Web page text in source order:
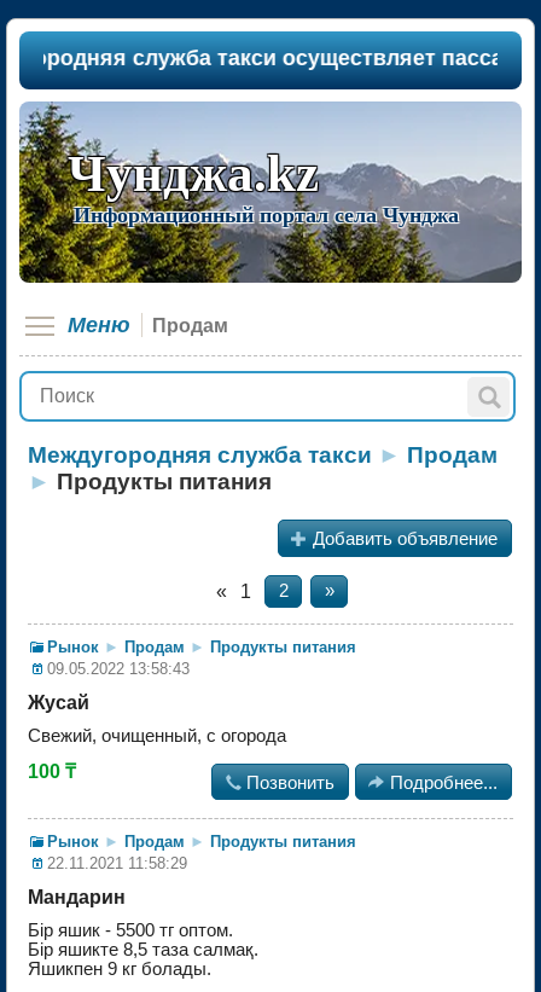
служба такси осуществляет
Чунджа.kz
Информационный портал села Чунджа
Меню Продам
Междугородняя служба такси ► Продам
► Продукты питания
+ Добавить объявление
« 1 2 »
Рынок ► Продам ► Продукты питания
09.05.2022 13:58:43
Жусай
Свежий, очищенный, с огорода
100 ₸
 Позвонить  Подробнее...
Рынок ► Продам ► Продукты питания
22.11.2021 11:58:29
Мандарин
Бір яшик - 5500 тг оптом.
Бір яшикте 8,5 таза салмақ.
Яшикпен 9 кг болады.